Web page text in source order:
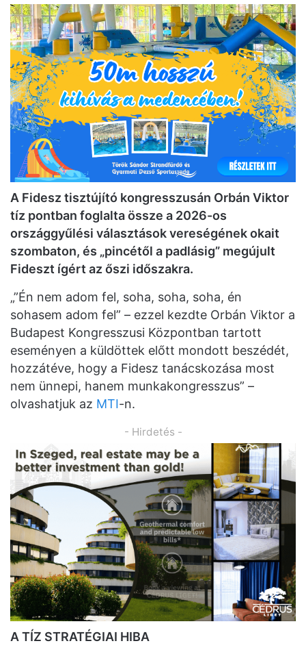
A Fidesz tisztújító kongresszusán Orbán Viktor
tíz pontban foglalta össze a 2026-os
országgyűlési választások vereségének okait
szombaton, és „pincétől a padlásig” megújult
Fideszt ígért az őszi időszakra.
„”Én nem adom fel, soha, soha, soha, én
sohasem adom fel” – ezzel kezdte Orbán Viktor a
Budapest Kongresszusi Központban tartott
eseményen a küldöttek előtt mondott beszédét,
hozzátéve, hogy a Fidesz tanácskozása most
nem ünnepi, hanem munkakongresszus” –
olvashatjuk az MTI-n.
- Hirdetés -
A TÍZ STRATÉGIAI HIBA